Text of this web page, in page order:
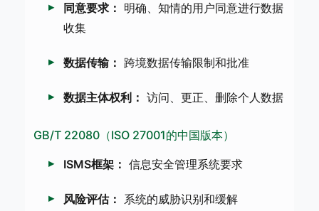
同意要求： 明确、知情的用户同意进行数据
收集
数据传输： 跨境数据传输限制和批准
数据主体权利： 访问、更正、删除个人数据
GB/T 22080（ISO 27001的中国版本）
ISMS框架： 信息安全管理系统要求
风险评估： 系统的威胁识别和缓解